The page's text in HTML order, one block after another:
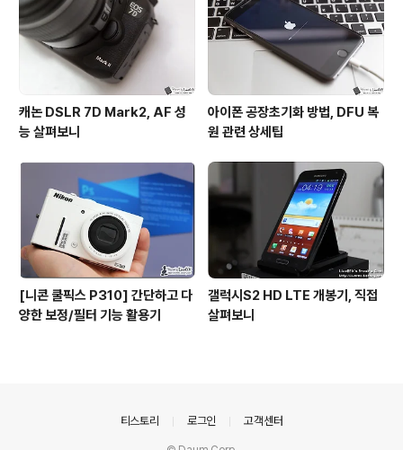
캐논 DSLR 7D Mark2, AF 성
능 살펴보니
아이폰 공장초기화 방법, DFU 복
원 관련 상세팁
[니콘 쿨픽스 P310] 간단하고 다
양한 보정/필터 기능 활용기
갤럭시S2 HD LTE 개봉기, 직접
살펴보니
티스토리 로그인 고객센터